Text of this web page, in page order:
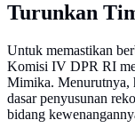
Turunkan
Untuk memastikan
Komisi IV DPR RI
Mimika. Menurutnya,
dasar penyusunan
bidang